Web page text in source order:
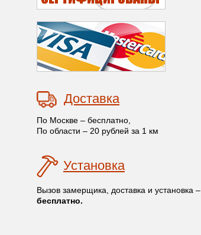
Доставка
По Москве – бесплатно,
По области – 20 рублей за 1 км
Установка
Вызов замерщика, доставка и установка –
бесплатно.